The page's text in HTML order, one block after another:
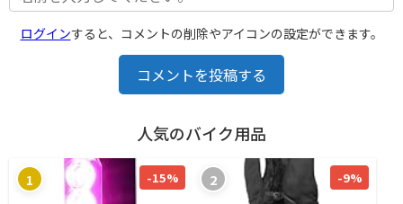
ログインすると、コメントの削除やアイコンの設定ができます。
コメントを投稿する
人気のバイク用品
1 -15% 2 -9%